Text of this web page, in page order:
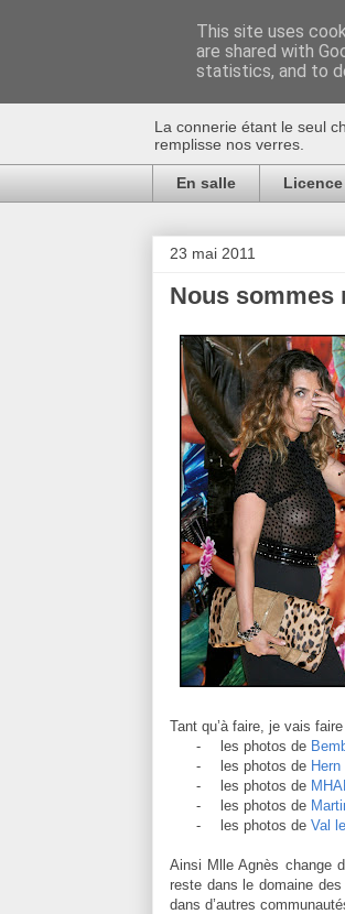
Au
La connerie étant le seul
remplisse nos verres.
En salle Licence
23 mai 2011
Nous sommes
Tant qu’à faire, je vais
-
les photos de
-
les photos de Hern
-
les photos de
-
les photos de
-
les photos de Val
Ainsi Mlle Agnès change
reste dans le domaine
dans d’autres
This site uses
are shared with
statistics, and to